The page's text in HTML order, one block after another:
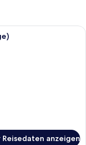
Terrasse, Meerblick
Reisedaten anzeigen